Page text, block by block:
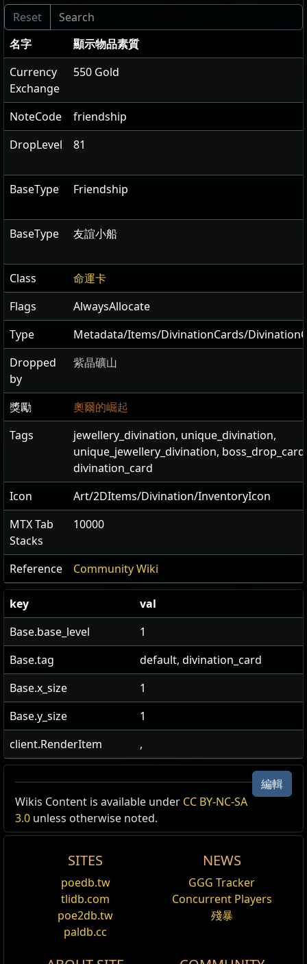
名字
顯示物品素質
Currency
Exchange
550 Gold
NoteCode
friendship
DropLevel
81
BaseType Friendship
BaseType 友誼小船
Class
命運卡
Flags
AlwaysAllocate
Type
Metadata/Items/DivinationCards/
Dropped
by
紫晶礦山
獎勵
奧爾的崛起
Tags
jewellery_divination, unique_divination,
unique_jewellery_divination, boss_drop_card,
divination_card
Icon
Art/2DItems/Divination/InventoryIcon
MTX Tab
Stacks
10000
Reference Community Wiki
key
val
Base.base_level
1
Base.tag
default, divination_card
Base.x_size
1
Base.y_size
1
client.RenderItem
,
來源 Ingredient
Offer
友誼小船
奧爾的崛起
編輯
Wikis Content is available under CC BY-NC-SA
3.0 unless otherwise noted.
SITES
poedb.tw
tlidb.com
poe2db.tw
paldb.cc
NEWS
GGG Tracker
Concurrent Players
殘暴